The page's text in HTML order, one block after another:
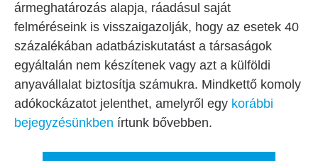
ármeghatározás alapja, ráadásul saját
felméréseink is visszaigazolják, hogy az esetek 40
százalékában adatbáziskutatást a társaságok
egyáltalán nem készítenek vagy azt a külföldi
anyavállalat biztosítja számukra. Mindkettő komoly
adókockázatot jelenthet, amelyről egy korábbi
bejegyzésünkben írtunk bővebben.